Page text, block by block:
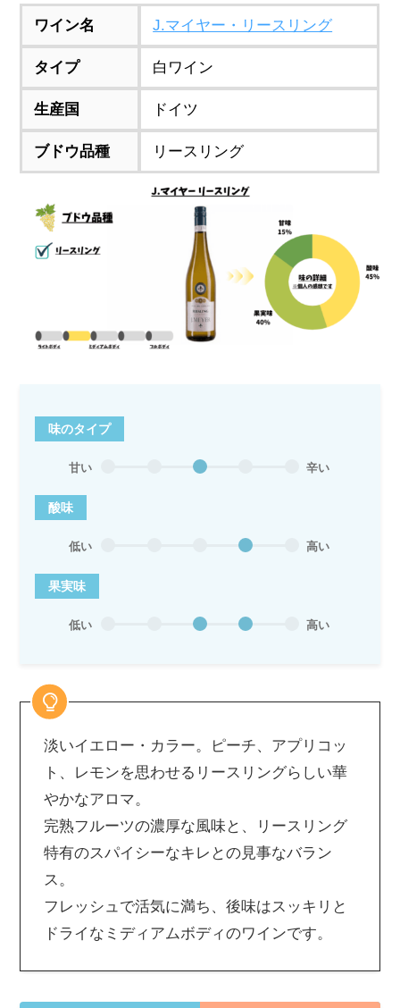
ワイン名 J.マイヤー・リースリング
タイプ 白ワイン
生産国 ドイツ
ブドウ品種 リースリング
味のタイプ
甘い 辛い
酸味
低い 高い
果実味
低い 高い
淡いイエロー・カラー。ピーチ、アプリコッ
ト、レモンを思わせるリースリングらしい華
やかなアロマ。
完熟フルーツの濃厚な風味と、リースリング
特有のスパイシーなキレとの見事なバラン
ス。
フレッシュで活気に満ち、後味はスッキリと
ドライなミディアムボディのワインです。